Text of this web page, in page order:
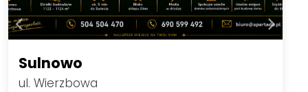
Sulnowo
ul. Wierzbowa